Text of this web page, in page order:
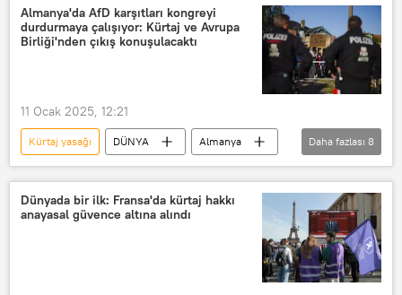
hamile kadın
hamilelik testi
Hamilelik
Kürtaj
Sahte doktor
Dolandırıcılık Büro Amirliği
Almanya'da AfD karşıtları kongreyi
durdurmaya çalışıyor: Kürtaj ve Avrupa
Birliği'nden çıkış konuşulacaktı
11 Ocak 2025, 12:21
Kürtaj yasağı DÜNYA
Almanya
Almanya için Alternatif (AfD)
Kürtaj
Kürtajın Suç Olmaktan Çıkarılması İçin Yurttaş Grubu (CDFA)
sağ
sol
Protesto
Daha fazlası 8
Dünyada bir ilk: Fransa'da kürtaj hakkı
anayasal güvence altına alındı